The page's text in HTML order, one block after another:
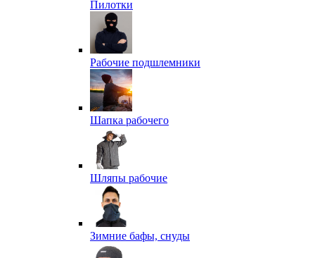
Пилотки
Рабочие подшлемники
Шапка рабочего
Шляпы рабочие
Зимние бафы, снуды